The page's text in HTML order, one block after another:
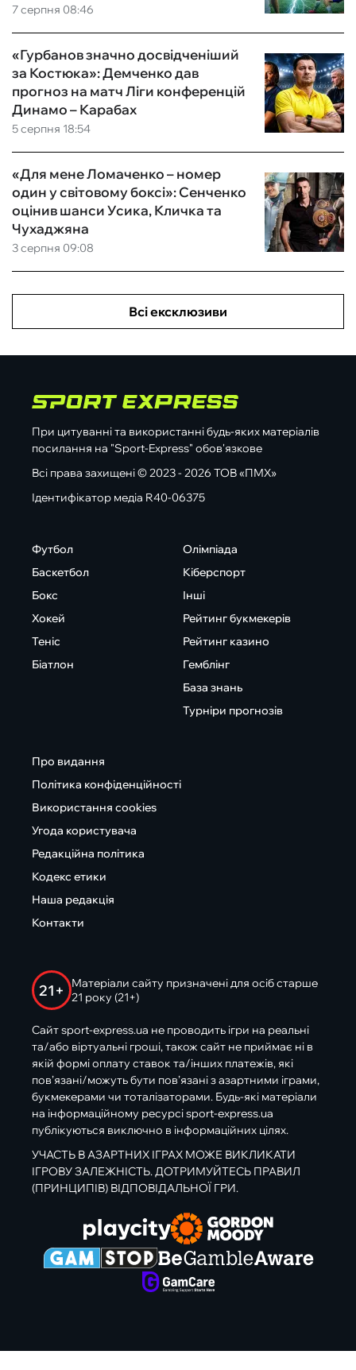
7 серпня 08:46
5 серпня 18:54
«Гурбанов значно досвідченіший
за Костюка»: Демченко дав
прогноз на матч Ліги конференцій
Динамо – Карабах
3 серпня 09:08
«Для мене Ломаченко – номер
один у світовому боксі»: Сенченко
оцінив шанси Усика, Кличка та
Чухаджяна
Всі ексклюзиви
При цитуванні та використанні будь-яких матеріалів
посилання на "Sport-Express" обов'язкове
Всі права захищені © 2023 - 2026 ТОВ «ПМХ»
Ідентифікатор медіа R40-06375
Футбол
Баскетбол
Бокс
Хокей
Теніс
Біатлон
Олімпіада
Кіберспорт
Інші
Рейтинг букмекерів
Рейтинг казино
Гемблінг
База знань
Турніри прогнозів
Про видання
Політика конфіденційності
Використання cookies
Угода користувача
Редакційна політика
Кодекс етики
Наша редакція
Контакти
21+
Матеріали сайту призначені для осіб старше
21 року (21+)
Сайт sport-express.ua не проводить ігри на реальні
та/або віртуальні гроші, також сайт не приймає ні в
якій формі оплату ставок та/інших платежів, які
пов’язані/можуть бути пов’язані з азартними іграми,
букмекерами чи тоталізаторами. Будь-які матеріали
на інформаційному ресурсі sport-express.ua
публікуються виключно в інформаційних цілях.
УЧАСТЬ В АЗАРТНИХ ІГРАХ МОЖЕ ВИКЛИКАТИ
ІГРОВУ ЗАЛЕЖНІСТЬ. ДОТРИМУЙТЕСЬ ПРАВИЛ
(ПРИНЦИПІВ) ВІДПОВІДАЛЬНОЇ ГРИ.